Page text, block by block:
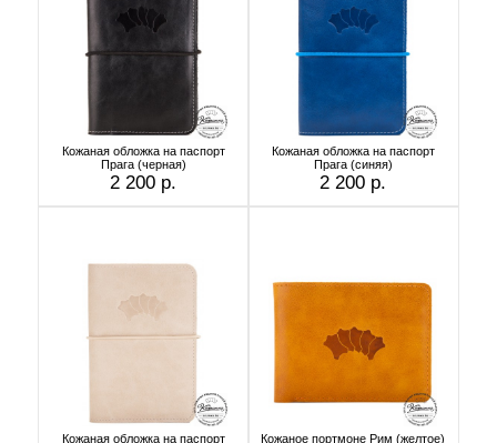
Кожаная обложка на паспорт
Прага (черная)
2 200 р.
Кожаная обложка на паспорт
Прага (синяя)
2 200 р.
Кожаная обложка на паспорт Кожаное портмоне Рим (желтое)